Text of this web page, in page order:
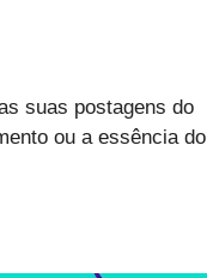
suas postagens do
ou a essência do